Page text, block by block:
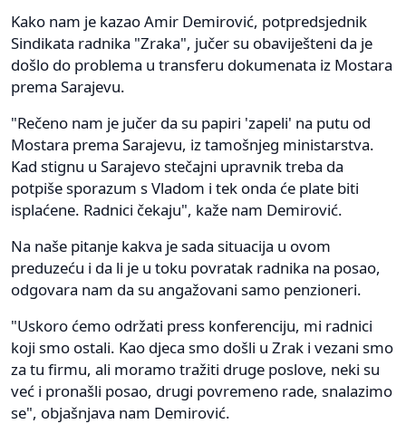
Kako nam je kazao Amir Demirović, potpredsjednik
Sindikata radnika "Zraka", jučer su obaviješteni da je
došlo do problema u transferu dokumenata iz Mostara
prema Sarajevu.
"Rečeno nam je jučer da su papiri 'zapeli' na putu od
Mostara prema Sarajevu, iz tamošnjeg ministarstva.
Kad stignu u Sarajevo stečajni upravnik treba da
potpiše sporazum s Vladom i tek onda će plate biti
isplaćene. Radnici čekaju", kaže nam Demirović.
Na naše pitanje kakva je sada situacija u ovom
preduzeću i da li je u toku povratak radnika na posao,
odgovara nam da su angažovani samo penzioneri.
"Uskoro ćemo održati press konferenciju, mi radnici
koji smo ostali. Kao djeca smo došli u Zrak i vezani smo
za tu firmu, ali moramo tražiti druge poslove, neki su
već i pronašli posao, drugi povremeno rade, snalazimo
se", objašnjava nam Demirović.